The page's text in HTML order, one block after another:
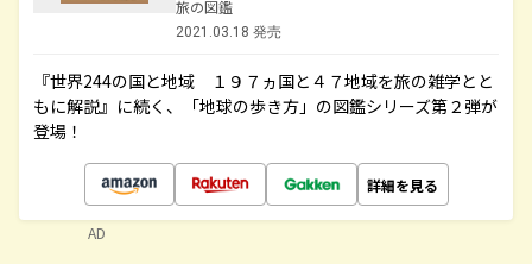
旅の図鑑
2021.03.18 発売
『世界244の国と地域 １９７ヵ国と４７地域を旅の雑学とと
もに解説』に続く、「地球の歩き方」の図鑑シリーズ第２弾が
登場！
詳細を見る
AD